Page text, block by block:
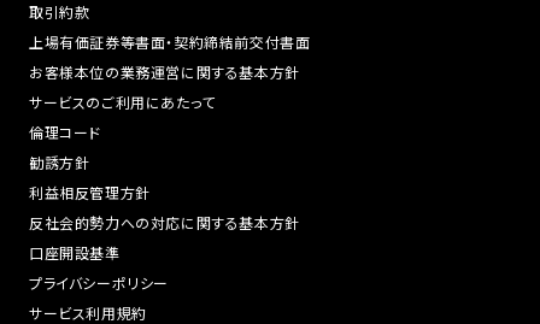
取引約款
上場有価証券等書面・契約締結前交付書面
お客様本位の業務運営に関する基本方針
サービスのご利用にあたって
倫理コード
勧誘方針
利益相反管理方針
反社会的勢力への対応に関する基本方針
口座開設基準
プライバシーポリシー
サービス利用規約